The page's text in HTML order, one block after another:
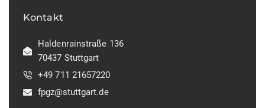
Kontakt
Haldenrainstraße 136
70437 Stuttgart
+49 711 21657220
fpgz@stuttgart.de